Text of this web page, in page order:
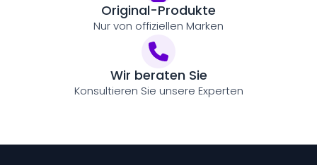
Original-Produkte
Nur von offiziellen Marken
Wir beraten Sie
Konsultieren Sie unsere Experten